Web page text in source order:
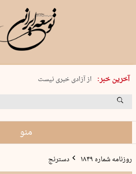
آخرین خبر:
یکشنبه 18 مرداد 1405 شماره 2245
از آزادی خبری نیست
۸۸۸ نفر سال گذشته بر اثر غرق‌شدگی جان …
منو
روزنامه شماره ۱۸۴۹ دسترنج